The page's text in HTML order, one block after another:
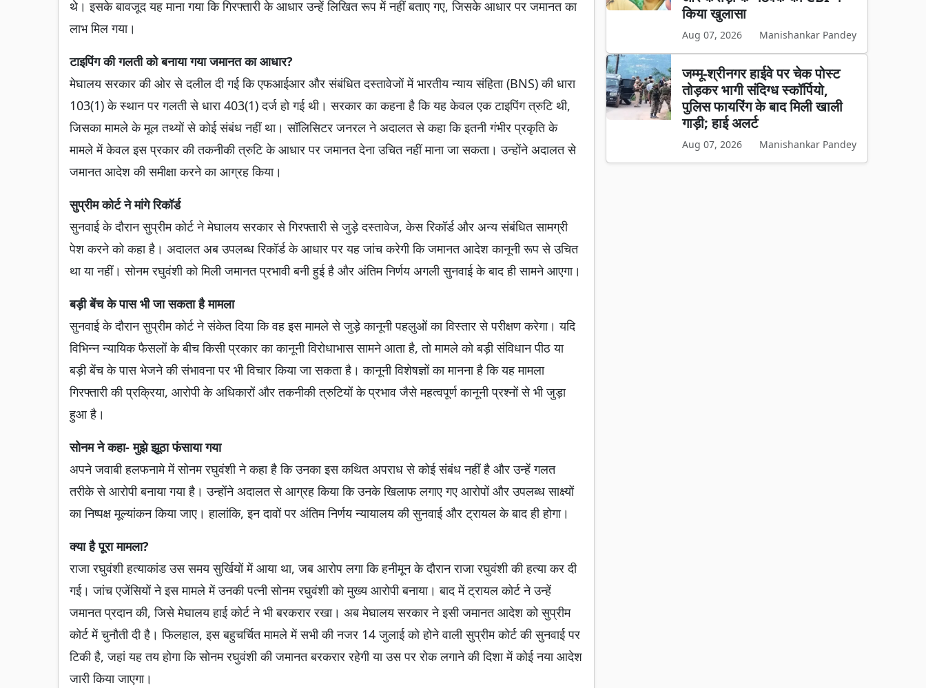
थे। इसके बावजूद यह माना गया कि गिरफ्तारी के आधार उन्हें लिखित रूप में नहीं बताए गए, जिसके आधार पर जमानत का
लाभ मिल गया।
टाइपिंग की गलती को बनाया गया जमानत का आधार?
मेघालय सरकार की ओर से दलील दी गई कि एफआईआर और संबंधित दस्तावेजों में भारतीय न्याय संहिता (BNS) की धारा
103(1) के स्थान पर गलती से धारा 403(1) दर्ज हो गई थी। सरकार का कहना है कि यह केवल एक टाइपिंग त्रुटि थी,
जिसका मामले के मूल तथ्यों से कोई संबंध नहीं था। सॉलिसिटर जनरल ने अदालत से कहा कि इतनी गंभीर प्रकृति के
मामले में केवल इस प्रकार की तकनीकी त्रुटि के आधार पर जमानत देना उचित नहीं माना जा सकता। उन्होंने अदालत से
जमानत आदेश की समीक्षा करने का आग्रह किया।
सुप्रीम कोर्ट ने मांगे रिकॉर्ड
सुनवाई के दौरान सुप्रीम कोर्ट ने मेघालय सरकार से गिरफ्तारी से जुड़े दस्तावेज, केस रिकॉर्ड और अन्य संबंधित सामग्री
पेश करने को कहा है। अदालत अब उपलब्ध रिकॉर्ड के आधार पर यह जांच करेगी कि जमानत आदेश कानूनी रूप से उचित
था या नहीं। सोनम रघुवंशी को मिली जमानत प्रभावी बनी हुई है और अंतिम निर्णय अगली सुनवाई के बाद ही सामने आएगा।
बड़ी बेंच के पास भी जा सकता है मामला
सुनवाई के दौरान सुप्रीम कोर्ट ने संकेत दिया कि वह इस मामले से जुड़े कानूनी पहलुओं का विस्तार से परीक्षण करेगा। यदि
विभिन्न न्यायिक फैसलों के बीच किसी प्रकार का कानूनी विरोधाभास सामने आता है, तो मामले को बड़ी संविधान पीठ या
बड़ी बेंच के पास भेजने की संभावना पर भी विचार किया जा सकता है। कानूनी विशेषज्ञों का मानना है कि यह मामला
गिरफ्तारी की प्रक्रिया, आरोपी के अधिकारों और तकनीकी त्रुटियों के प्रभाव जैसे महत्वपूर्ण कानूनी प्रश्नों से भी जुड़ा
हुआ है।
सोनम ने कहा- मुझे झूठा फंसाया गया
अपने जवाबी हलफनामे में सोनम रघुवंशी ने कहा है कि उनका इस कथित अपराध से कोई संबंध नहीं है और उन्हें गलत
तरीके से आरोपी बनाया गया है। उन्होंने अदालत से आग्रह किया कि उनके खिलाफ लगाए गए आरोपों और उपलब्ध साक्ष्यों
का निष्पक्ष मूल्यांकन किया जाए। हालांकि, इन दावों पर अंतिम निर्णय न्यायालय की सुनवाई और ट्रायल के बाद ही होगा।
क्या है पूरा मामला?
राजा रघुवंशी हत्याकांड उस समय सुर्खियों में आया था, जब आरोप लगा कि हनीमून के दौरान राजा रघुवंशी की हत्या कर दी
गई। जांच एजेंसियों ने इस मामले में उनकी पत्नी सोनम रघुवंशी को मुख्य आरोपी बनाया। बाद में ट्रायल कोर्ट ने उन्हें
जमानत प्रदान की, जिसे मेघालय हाई कोर्ट ने भी बरकरार रखा। अब मेघालय सरकार ने इसी जमानत आदेश को सुप्रीम
कोर्ट में चुनौती दी है। फिलहाल, इस बहुचर्चित मामले में सभी की नजर 14 जुलाई को होने वाली सुप्रीम कोर्ट की सुनवाई पर
टिकी है, जहां यह तय होगा कि सोनम रघुवंशी की जमानत बरकरार रहेगी या उस पर रोक लगाने की दिशा में कोई नया आदेश
जारी किया जाएगा।
किया खुलासा
Aug 07, 2026 Manishankar Pandey
जम्मू-श्रीनगर हाईवे पर चेक पोस्ट
तोड़कर भागी संदिग्ध स्कॉर्पियो,
पुलिस फायरिंग के बाद मिली खाली
गाड़ी; हाई अलर्ट
Aug 07, 2026 Manishankar Pandey